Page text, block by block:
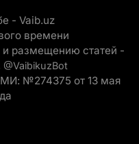
- Vaib.uz
времени
и размещению статей -
@VaibikuzBot
№274375 от 13 мая